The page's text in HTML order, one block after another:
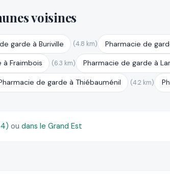
voisines
garde à Buriville (4.8 km) Pharmacie de
à Fraimbois (6.3 km) Pharmacie de garde à
de garde à Thiébauménil (4.2 km)
ou dans le Grand Est